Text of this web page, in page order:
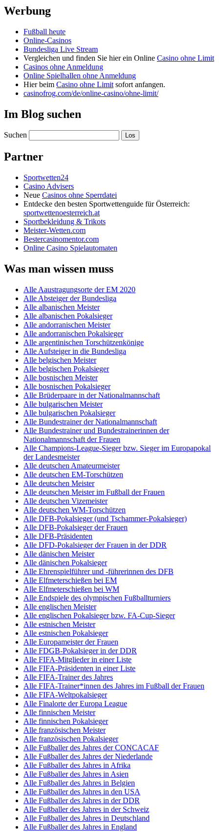
Werbung
Fußball heute
Online-Casinos
Bundesliga Live Stream
Vergleichen und finden Sie hier ein Online Casino ohne Limit
Casinos ohne Anmeldung
Online Spielhallen ohne Anmeldung
Hier beim Casino ohne Limit sofort anfangen.
casinofrog.com/de/online-casino/ohne-limit/
Im Blog suchen
Suchen
Partner
Sportwetten24
Casino Advisers
Neue Casinos ohne Sperrdatei
Entdecke den besten Sportwettenguide für Österreich:
sportwettenoesterreich.at
Sportbekleidung & Trikots
Meister-Wetten.com
Bestercasinomentor.com
Online Casino Spielautomaten
Was man wissen muss
Alle Aaustragungsorte der EM 2020
Alle Absteiger der Bundesliga
Alle albanischen Meister
Alle albanischen Pokalsieger
Alle andorranischen Meister
Alle andorranischen Pokalsieger
Alle argentinischen Torschützenkönige
Alle Aufsteiger in die Bundesliga
Alle belgischen Meister
Alle belgischen Pokalsieger
Alle bosnischen Meister
Alle bosnischen Pokalsieger
Alle Brüderpaare in der Nationalmannschaft
Alle bulgarischen Meister
Alle bulgarischen Pokalsieger
Alle Bundestrainer der Nationalmannschaft
Alle Bundestrainer und Bundestrainerinnen der
Nationalmannschaft der Frauen
Alle Champions-League-Sieger bzw. Sieger im Europapokal
der Landesmeister
Alle deutschen Amateurmeister
Alle deutschen EM-Torschützen
Alle deutschen Meister
Alle deutschen Meister im Fußball der Frauen
Alle deutschen Vizemeister
Alle deutschen WM-Torschützen
Alle DFB-Pokalsieger (und Tschammer-Pokalsieger)
Alle DFB-Pokalsieger der Frauen
Alle DFB-Präsidenten
Alle DFD-Pokalsieger der Frauen in der DDR
Alle dänischen Meister
Alle dänischen Pokalsieger
Alle Ehrenspielführer und -führerinnen des DFB
Alle Elfmeterschießen bei EM
Alle Elfmeterschießen bei WM
Alle Endspiele des olympischen Fußballturniers
Alle englischen Meister
Alle englischen Pokalsieger bzw. FA-Cup-Sieger
Alle estnischen Meister
Alle estnischen Pokalsieger
Alle Europameister der Frauen
Alle FDGB-Pokalsieger in der DDR
Alle FIFA-Mitglieder in einer Liste
Alle FIFA-Präsidenten in einer Liste
Alle FIFA-Trainer des Jahres
Alle FIFA-Trainer*innen des Jahres im Fußball der Frauen
Alle FIFA-Weltpokalsieger
Alle Finalorte der Europa League
Alle finnischen Meister
Alle finnischen Pokalsieger
Alle französischen Meister
Alle französischen Pokalsieger
Alle Fußballer des Jahres der CONCACAF
Alle Fußballer des Jahres der Niederlande
Alle Fußballer des Jahres in Afrika
Alle Fußballer des Jahres in Asien
Alle Fußballer des Jahres in Belgien
Alle Fußballer des Jahres in den USA
Alle Fußballer des Jahres in der DDR
Alle Fußballer des Jahres in der Schweiz
Alle Fußballer des Jahres in Deutschland
Alle Fußballer des Jahres in England